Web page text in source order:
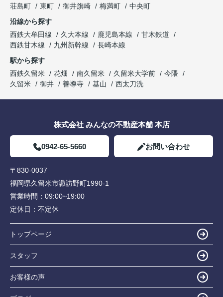
荘島町
東町 御井旗崎 梅満町
中央町
沿線から探す
西鉄大牟田線
久大本線 鹿児島本線
甘木鉄道
西鉄甘木線
九州新幹線
長崎本線
駅から探す
西鉄久留米
花畑 南久留米 久留米大学前
今隈
久留米
御井 善導寺 基山 西太刀洗
株式会社 みんなの不動産本舗 本店
0942-65-5660 お問い合わせ
〒830-0037
福岡県久留米市諏訪野町1990-1
営業時間： 09:00~19:00
定休日： 不定休
トップページ
スタッフ
お客様の声